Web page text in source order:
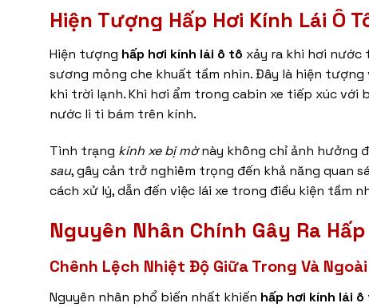
Hiện Tượng Hấp Hơi Kính Lái Ô
Hiện tượng hấp hơi kính lái ô tô xảy ra khi hơi
sương mỏng che khuất tầm nhìn. Đây là hiện
khi trời lạnh. Khi hơi ẩm trong cabin xe tiếp xúc
nước li ti bám trên kính.
Tình trạng kính xe bị mờnày không chỉ ảnh hưởng
sau, gây cản trở nghiêm trọng đến khả năng quan
cách xử lý, dẫn đến việc lái xe trong điều kiện tầm
Nguyên Nhân Chính Gây Ra
Chênh Lệch Nhiệt Độ Giữa Trong Và
Nguyên nhân phổ biến nhất khiến hấp hơi kính lái ô